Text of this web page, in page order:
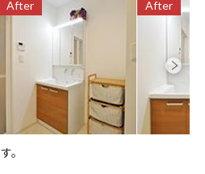
After After
。